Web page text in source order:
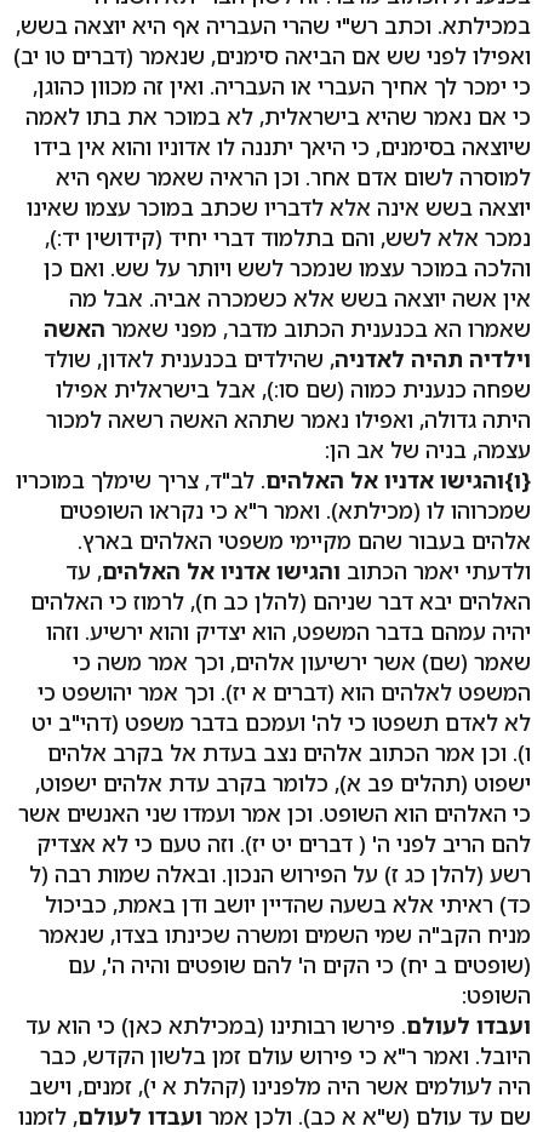
במכילתא. וכתב רש"י שהרי העבריה אף היא יוצאה בשש,
ואפילו לפני שש אם הביאה סימנים, שנאמר (דברים טו יב)
כי ימכר לך אחיך העברי או העבריה. ואין זה מכוון כהוגן,
כי אם נאמר שהיא בישראלית, לא במוכר את בתו לאמה
שיוצאה בסימנים, כי היאך יתננה לו אדוניו והוא אין בידו
למוסרה לשום אדם אחר. וכן הראיה שאמר שאף היא
יוצאה בשש אינה אלא לדבריו שכתב במוכר עצמו שאינו
נמכר אלא לשש, והם בתלמוד דברי יחיד (קידושין יד:),
והלכה במוכר עצמו שנמכר לשש ויותר על שש. ואם כן
אין אשה יוצאה בשש אלא כשמכרה אביה. אבל מה
שאמרו הא בכנענית הכתוב מדבר, מפני שאמר האשה
וילדיה תהיה לאדניה, שהילדים בכנענית לאדון, שולד
שפחה כנענית כמוה (שם סו:), אבל בישראלית אפילו
היתה גדולה, ואפילו נאמר שתהא האשה רשאה למכור
עצמה, בניה של אב הן:
{ו}והגישו אדניו אל האלהים. לב"ד, צריך שימלך במוכריו
שמכרוהו לו (מכילתא). ואמר ר"א כי נקראו השופטים
אלהים בעבור שהם מקיימי משפטי האלהים בארץ.
ולדעתי יאמר הכתוב והגישו אדניו אל האלהים, עד
האלהים יבא דבר שניהם (להלן כב ח), לרמוז כי האלהים
יהיה עמהם בדבר המשפט, הוא יצדיק והוא ירשיע. וזהו
שאמר (שם) אשר ירשיעון אלהים, וכך אמר משה כי
המשפט לאלהים הוא (דברים א יז). וכך אמר יהושפט כי
לא לאדם תשפטו כי לה' ועמכם בדבר משפט (דהי"ב יט
ו). וכן אמר הכתוב אלהים נצב בעדת אל בקרב אלהים
ישפוט (תהלים פב א), כלומר בקרב עדת אלהים ישפוט,
כי האלהים הוא השופט. וכן אמר ועמדו שני האנשים אשר
להם הריב לפני ה' ( דברים יט יז). וזה טעם כי לא אצדיק
רשע (להלן כג ז) על הפירוש הנכון. ובאלה שמות רבה (ל
כד) ראיתי אלא בשעה שהדיין יושב ודן באמת, כביכול
מניח הקב"ה שמי השמים ומשרה שכינתו בצדו, שנאמר
(שופטים ב יח) כי הקים ה' להם שופטים והיה ה', עם
השופט:
ועבדו לעולם. פירשו רבותינו (במכילתא כאן) כי הוא עד
היובל. ואמר ר"א כי פירוש עולם זמן בלשון הקדש, כבר
היה לעולמים אשר היה מלפנינו (קהלת א י), זמנים, וישב
שם עד עולם (ש"א א כב). ולכן אמר ועבדו לעולם, לזמנו